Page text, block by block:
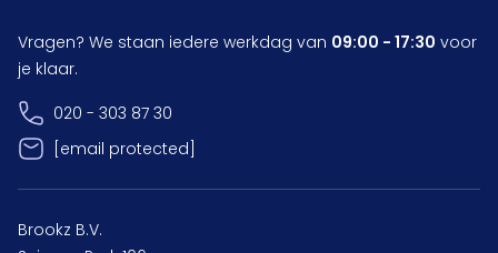
Vragen? We staan iedere werkdag van 09:00 - 17:30 voor
je klaar.
020 - 303 87 30
[email protected]
Brookz B.V.